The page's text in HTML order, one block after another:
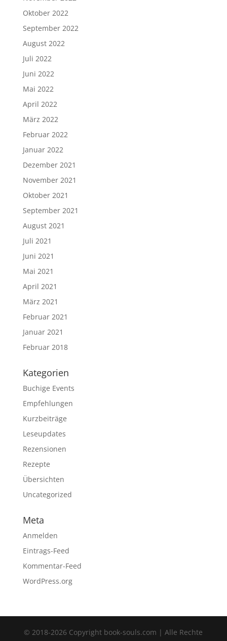
Oktober 2022
September 2022
August 2022
Juli 2022
Juni 2022
Mai 2022
April 2022
März 2022
Februar 2022
Januar 2022
Dezember 2021
November 2021
Oktober 2021
September 2021
August 2021
Juli 2021
Juni 2021
Mai 2021
April 2021
März 2021
Februar 2021
Januar 2021
Februar 2018
Kategorien
Buchige Events
Empfehlungen
Kurzbeiträge
Leseupdates
Rezensionen
Rezepte
Übersichten
Uncategorized
Meta
Anmelden
Eintrags-Feed
Kommentar-Feed
WordPress.org
© 2018-2026 Copyright book-souls.com | Alle Rechte